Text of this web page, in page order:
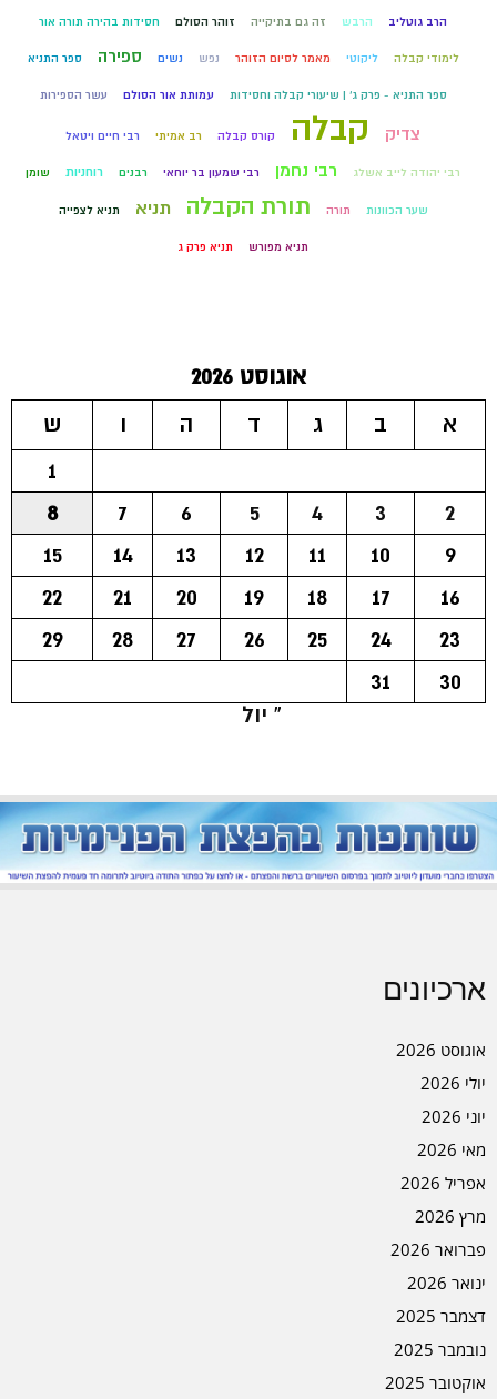
הרב גוטליב הרבש זה גם בתיקייה זוהר הסולם חסידות בהירה תורה אור
לימודי קבלה ליקוטי מאמר לסיום הזוהר נפש נשים ספירה ספר התניא
ספר התניא - פרק ג' | שיעורי קבלה וחסידות עמותת אור הסולם עשר הספירות
צדיק קבלה קורס קבלה רב אמיתי רבי חיים ויטאל
רבי יהודה לייב אשלג רבי נחמן רבי שמעון בר יוחאי רבנים רוחניות שומן
שער הכוונות תורה תורת הקבלה תניא תניא לצפייה
תניא מפורש תניא פרק ג
אוגוסט 2026
א
ב ג ד ה ו
ש
1
2
3
4
5
6
7
8
9
10
11
12
13
14
15
16
17
18
19
20
21
22
23
24
25
26
27
28
29
30
31
« יול
ארכיונים
אוגוסט 2026
יולי 2026
יוני 2026
מאי 2026
אפריל 2026
מרץ 2026
פברואר 2026
ינואר 2026
דצמבר 2025
נובמבר 2025
אוקטובר 2025